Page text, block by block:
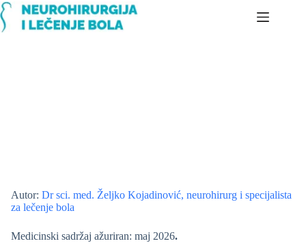
Skip
to
content
Autor: Dr sci. med. Željko Kojadinović, neurohirurg i specijalista
za lečenje bola
Medicinski sadržaj ažuriran: maj 2026.